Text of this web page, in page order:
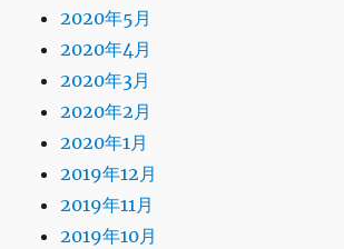
2020年5月
2020年4月
2020年3月
2020年2月
2020年1月
2019年12月
2019年11月
2019年10月